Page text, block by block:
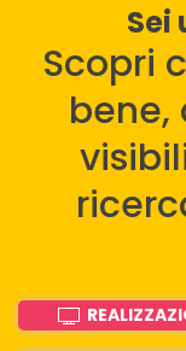
Sei
Scopri
bene,